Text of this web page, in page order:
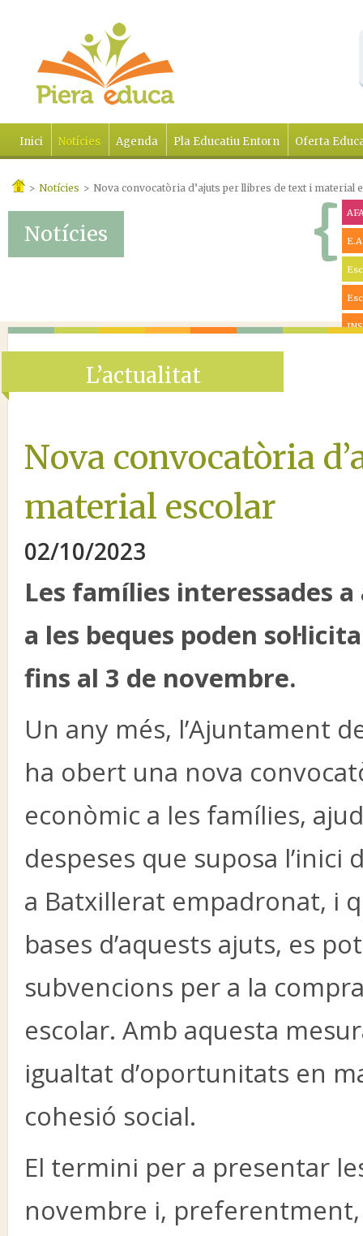
Inici Notícies Agenda Pla Educatiu Entorn Oferta
> Notícies > Nova convocatòria d’ajuts per llibres de text i material
Notícies
L’actualitat
Nova convocatòria
material escolar
02/10/2023
Les famílies interessades a
a les beques poden
fins al 3 de novembre.
Un any més, l’Ajuntament
ha obert una nova
econòmic a les famílies,
despeses que suposa l’inici
a Batxillerat empadronat, i
bases d’aquests ajuts, es
subvencions per a la
escolar. Amb aquesta
igualtat d’oportunitats en
cohesió social.
El termini per a presentar
novembre i,